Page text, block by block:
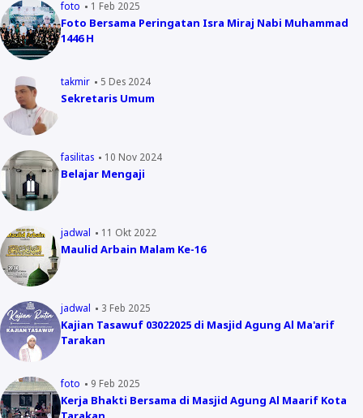
foto 1 Feb 2025
Foto Bersama Peringatan Isra Miraj Nabi Muhammad
1446 H
takmir 5 Des 2024
Sekretaris Umum
fasilitas 10 Nov 2024
Belajar Mengaji
jadwal 11 Okt 2022
Maulid Arbain Malam Ke-16
jadwal 3 Feb 2025
Kajian Tasawuf 03022025 di Masjid Agung Al Ma'arif
Tarakan
foto 9 Feb 2025
Kerja Bhakti Bersama di Masjid Agung Al Maarif Kota